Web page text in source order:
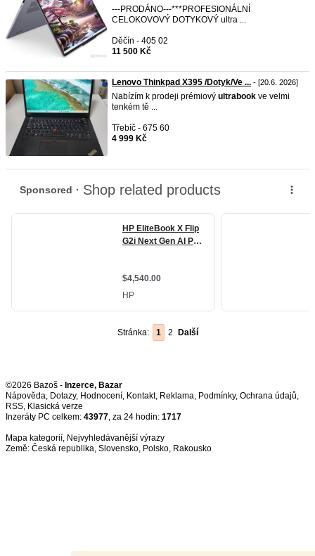
---PRODÁNO---***PROFESIONÁLNÍ
CELOKOVOVÝ DOTYKOVÝ ultra ...
Děčín - 405 02
11 500 Kč
Lenovo Thinkpad X395 /Dotyk/Ve ... - [20.6. 2026]
Nabízím k prodeji prémiový ultrabook ve velmi
tenkém tě ...
Třebíč - 675 60
4 999 Kč
Stránka: 1 2 Další
©2026 Bazoš - Inzerce, Bazar
Nápověda, Dotazy, Hodnocení, Kontakt, Reklama, Podmínky, Ochrana údajů,
RSS,
Inzeráty PC celkem: 43977, za 24 hodin: 1717
Mapa kategorií, Nejvyhledávanější výrazy
Země: Česká republika, Slovensko, Polsko, Rakousko